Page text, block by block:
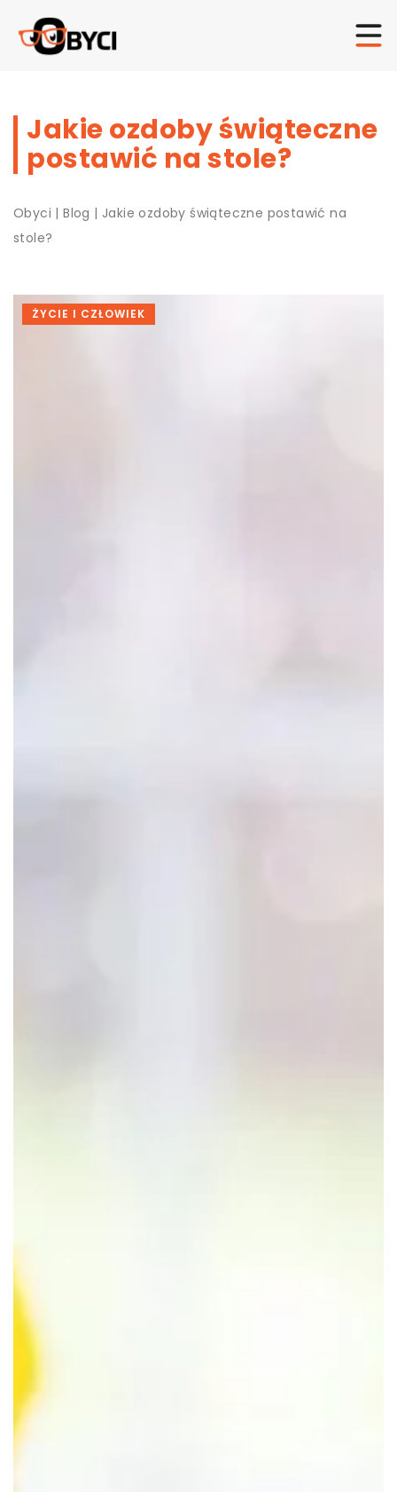
Jakie ozdoby świąteczne
postawić na stole?
Obyci |Blog | Jakie ozdoby świąteczne postawić na
stole?
ŻYCIE I CZŁOWIEK